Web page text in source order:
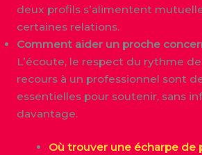
deux profils s’alimentent
certaines relations.
Comment aider un proche
L’écoute, le respect du rythme
recours à un professionnel sont
essentielles pour soutenir, sans
davantage.
Où trouver une écharpe de